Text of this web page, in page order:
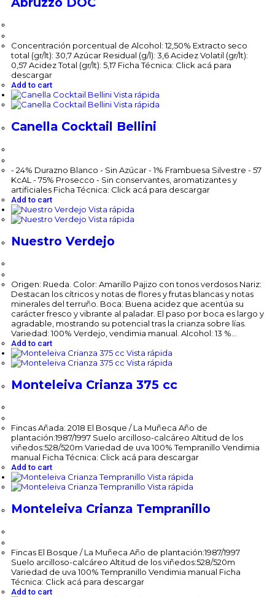
Concentración porcentual de Alcohol: 12,50% Extracto seco
total (gr/lt): 30,7 Azúcar Residual (g/l): 3,6 Acidez Volatil (gr/lt):
0,57 Acidez Total (gr/lt): 5,17 Ficha Técnica: Click acá para
descargar
Add to cart
Vista rápida
Vista rápida
Canella Cocktail Bellini
- 24% Durazno Blanco - Sin Azúcar - 1% Frambuesa Silvestre - 57
KcAL - 75% Prosecco - Sin conservantes, aromatizantes y
artificiales Ficha Técnica: Click acá para descargar
Add to cart
Vista rápida
Vista rápida
Nuestro Verdejo
Origen: Rueda. Color: Amarillo Pajizo con tonos verdosos Nariz:
Destacan los cítricos y notas de flores y frutas blancas y notas
minerales del terruño. Boca: Buena acidez que acentúa su
carácter fresco y vibrante al paladar. El paso por boca es largo y
agradable, mostrando su potencial tras la crianza sobre lías.
Variedad: 100% Verdejo, vendimia manual. Alcohol: 13 %…
Add to cart
Vista rápida
Vista rápida
Monteleiva Crianza 375 cc
Fincas Añada: 2018 El Bosque / La Muñeca Año de
plantación:1987/1997 Suelo arcilloso-calcáreo Altitud de los
viñedos:528/520m Variedad de uva 100% Tempranillo Vendimia
manual Ficha Técnica: Click acá para descargar
Add to cart
Vista rápida
Vista rápida
Monteleiva Crianza Tempranillo
Fincas El Bosque / La Muñeca Año de plantación:1987/1997
Suelo arcilloso-calcáreo Altitud de los viñedos:528/520m
Variedad de uva 100% Tempranillo Vendimia manual Ficha
Técnica: Click acá para descargar
Add to cart